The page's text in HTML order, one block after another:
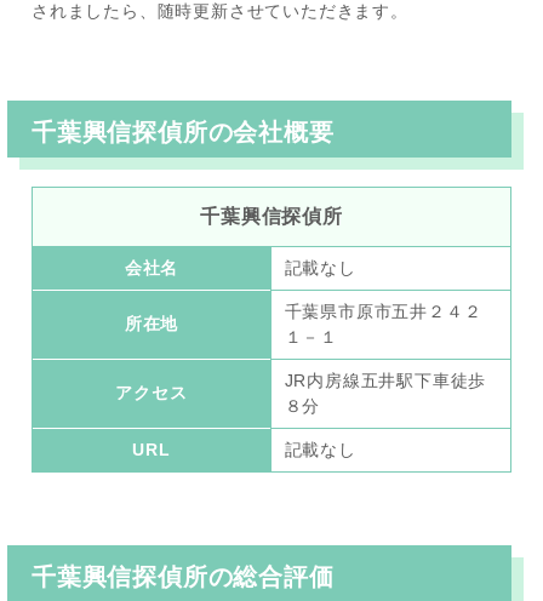
されましたら、随時更新させていただきます。
千葉興信探偵所の会社概要
千葉興信探偵所
会社名 記載なし
所在地
千葉県市原市五井２４２
１－１
アクセス
JR内房線五井駅下車徒歩
８分
URL 記載なし
千葉興信探偵所の総合評価